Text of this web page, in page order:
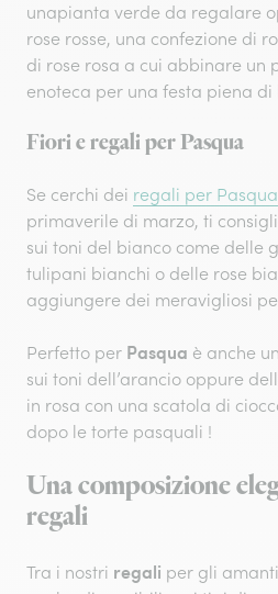
unapianta verde da regalare
rose rosse, una confezione di
di rose rosa a cui abbinare un
enoteca per una festa piena di
Fiori e regali per Pasqua
Se cerchi dei regali per Pasqua
primaverile di marzo, ti
sui toni del bianco come delle
tulipani bianchi o delle rose
aggiungere dei meravigliosi
Perfetto per Pasqua è anche
sui toni dell’arancio oppure
in rosa con una scatola di
dopo le torte pasquali !
Una composizione
regali
Tra i nostri regali per gli